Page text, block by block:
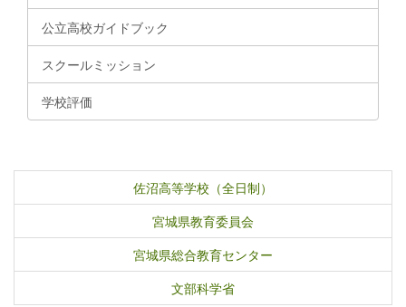
公立高校ガイドブック
スクールミッション
学校評価
佐沼高等学校（全日制）
宮城県教育委員会
宮城県総合教育センター
文部科学省